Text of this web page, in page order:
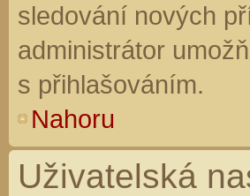
sledování nových
administrátor
s přihlašováním.
Nahoru
Uživatelská